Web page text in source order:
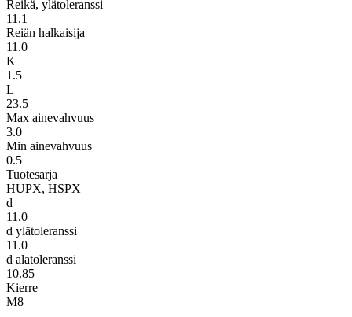
Reikä, ylätoleranssi
11.1
Reiän halkaisija
11.0
K
1.5
L
23.5
Max ainevahvuus
3.0
Min ainevahvuus
0.5
Tuotesarja
HUPX, HSPX
d
11.0
d ylätoleranssi
11.0
d alatoleranssi
10.85
Kierre
M8